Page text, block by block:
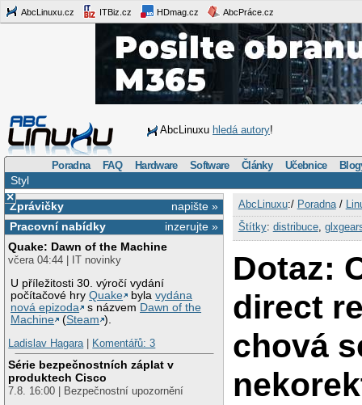
AbcLinuxu.cz ITBiz.cz HDmag.cz AbcPráce.cz
AbcLinuxu hledá autory!
Poradna FAQ Hardware Software Články Učebnice
Styl
×
napište »
Zprávičky
inzerujte »
Pracovní nabídky
Quake: Dawn of the Machine
včera 04:44 | IT novinky
U příležitosti 30. výročí vydání
počítačové hryQuake bylavydána
nová epizoda
s názvem Dawn of the
Machine
(Steam ).
Ladislav Hagara| Komentářů: 3
Série bezpečnostních záplat v
produktech Cisco
7.8. 16:00 | Bezpečnostní upozornění
AbcLinuxu:/ Poradna/
Štítky: distribuce,
Dotaz:
direct
chová